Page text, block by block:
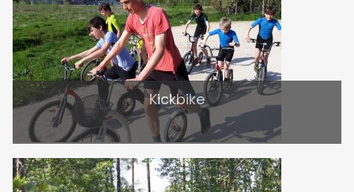
Kickbike